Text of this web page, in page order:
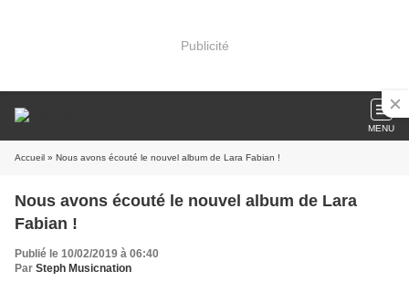
Publicité
MENU
Accueil » Nous avons écouté le nouvel album de Lara Fabian !
Nous avons écouté le nouvel album de Lara
Fabian !
Publié le 10/02/2019 à 06:40
Par Steph Musicnation